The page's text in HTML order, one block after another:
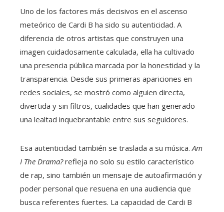
Uno de los factores más decisivos en el ascenso
meteórico de Cardi B ha sido su autenticidad. A
diferencia de otros artistas que construyen una
imagen cuidadosamente calculada, ella ha cultivado
una presencia pública marcada por la honestidad y la
transparencia. Desde sus primeras apariciones en
redes sociales, se mostró como alguien directa,
divertida y sin filtros, cualidades que han generado
una lealtad inquebrantable entre sus seguidores.
Esa autenticidad también se traslada a su música. Am
I The Drama?refleja no solo su estilo característico
de rap, sino también un mensaje de autoafirmación y
poder personal que resuena en una audiencia que
busca referentes fuertes. La capacidad de Cardi B